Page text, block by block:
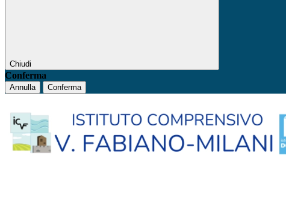
Chiudi
Conferma
Annulla Conferma